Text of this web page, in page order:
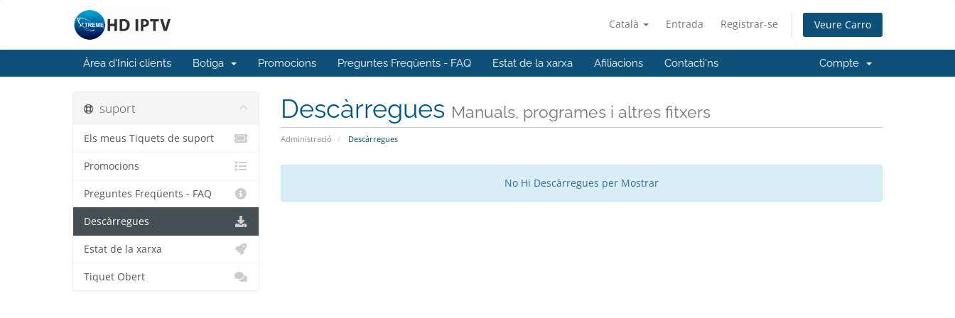
Català Entrada Registrar-se Veure Carro
Àrea d'Inici clients Botiga Promocions Preguntes Freqüents - FAQ Estat de la xarxa Afiliacions Contacti'ns Compte
Descàrregues Manuals, programes i altres fitxers
Administració Descàrregues
No Hi Descàrregues per Mostrar
suport
Els meus Tiquets de suport
Promocions
Preguntes Freqüents - FAQ
Descàrregues
Estat de la xarxa
Tiquet Obert